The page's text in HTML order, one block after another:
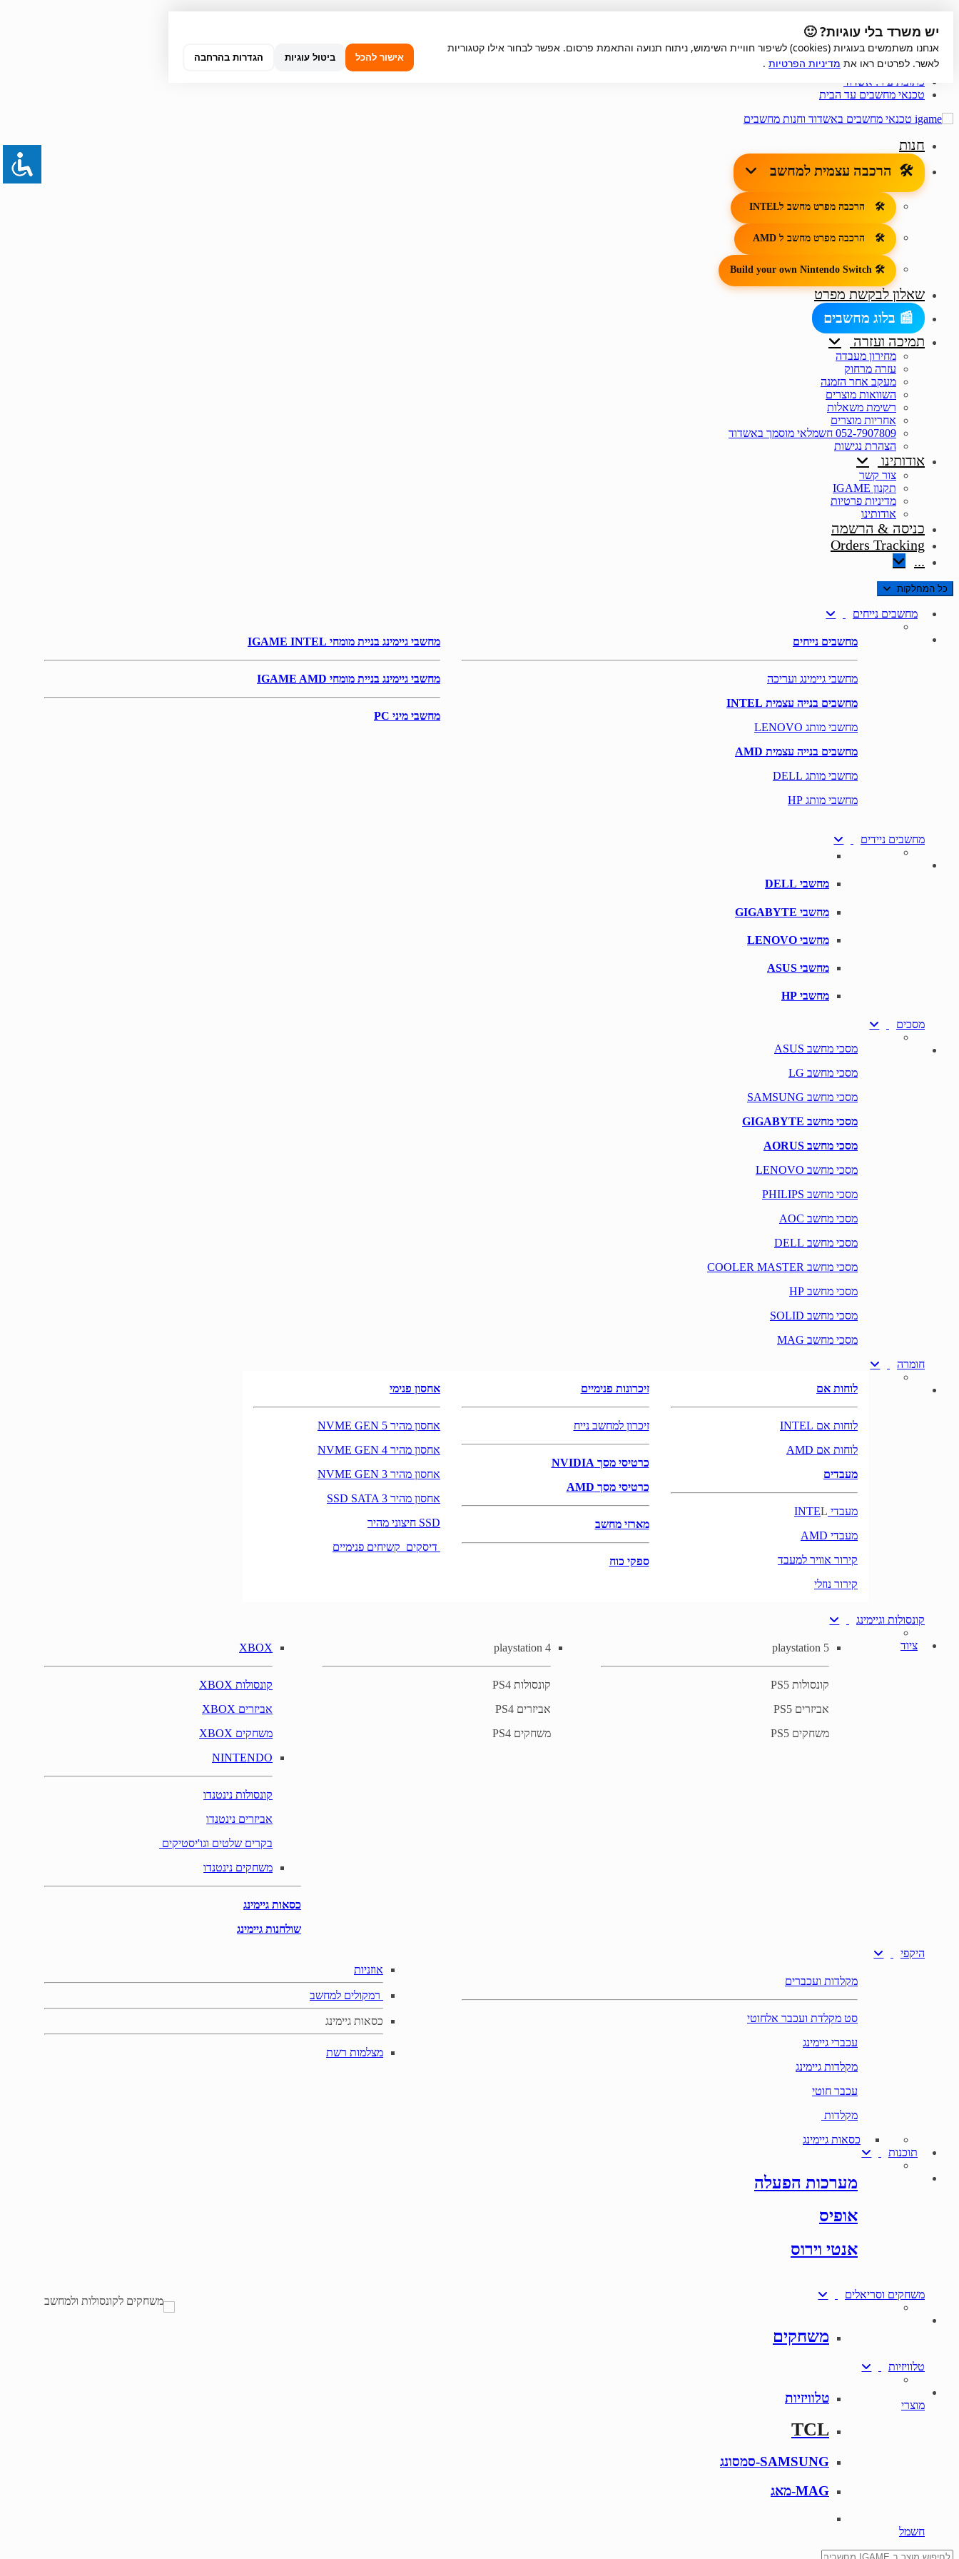
יש משרד בלי עוגיות? 🙂
אנחנו משתמשים בעוגיות (cookies) לשיפור חוויית השימוש, ניתוח תנועה והתאמת פרסום. אפשר לבחור אילו קטגוריות
לאשר. לפרטים ראו את מדיניות הפרטיות . אישור להכל ביטול עוגיות הגדרות בהרחבה
אחריות למוצרים
קנייה מאובטחת
טכנאי מחשבים באשדוד
החשבון שלי
כתובת עיר: אשדוד
טכנאי מחשבים עד הבית
חנות
הרכבה עצמית למחשב
הרכבה מפרט מחשב לINTEL
הרכבה מפרט מחשב ל AMD
Build your own Nintendo Switch
שאלון לבקשת מפרט
בלוג מחשבים
תמיכה ועזרה
מחירון מעבדה
עזרה מרחוק
מעקב אחר הזמנה
השוואות מוצרים
רשימת משאלות
אחריות מוצרים
052-7907809 חשמלאי מוסמך באשדוד
הצהרת נגישות
אודותינו
צור קשר
תקנון IGAME
מדיניות פרטיות
אודותינו
כניסה & הרשמה
Orders Tracking
...
כל המחלקות
מחשבים נייחים
מחשבים נייחים
מחשבי גיימינג ועריכה
מחשבים בנייה עצמית INTEL
מחשבי מותג LENOVO
מחשבים בנייה עצמית AMD
מחשבי מותג DELL
מחשבי מותג HP
מחשבי גיימינג בניית מומחי IGAME INTEL
מחשבי גיימינג בניית מומחי IGAME AMD
מחשבי מיני PC
מחשבים ניידים
מחשבי DELL
מחשבי GIGABYTE
מחשבי LENOVO
מחשבי ASUS
מחשבי HP
מסכים
מסכי מחשב ASUS
מסכי מחשב LG
מסכי מחשב SAMSUNG
מסכי מחשב GIGABYTE
מסכי מחשב AORUS
מסכי מחשב LENOVO
מסכי מחשב PHILIPS
מסכי מחשב AOC
מסכי מחשב DELL
מסכי מחשב COOLER MASTER
מסכי מחשב HP
מסכי מחשב SOLID
מסכי מחשב MAG
חומרה
לוחות אם
לוחות אם INTEL
לוחות אם AMD
מעבדים
מעבדי INTE L
מעבדי AMD
קירור אוויר למעבד
קירור נוזלי
זיכרונות פנימיים
זיכרון למחשב נייח
כרטיסי מסך NVIDIA
כרטיסי מסך AMD
מארזי מחשב
ספקי כוח
אחסון פנימי
אחסון מהיר NVME GEN 5
אחסון מהיר NVME GEN 4
אחסון מהיר NVME GEN 3
אחסון מהיר SSD SATA 3
SSD חיצוני מהיר
דיסקים קשיחים פנימיים
קונסולות וגיימינג
playstation 5
קונסולות PS5
אביזרים PS5
משחקים PS5
playstation 4
קונסולות PS4
אביזרים PS4
משחקים PS4
XBOX
קונסולות XBOX
אביזרים XBOX
משחקים XBOX
NINTENDO
קונסולות נינטנדו
אביזרים נינטנדו
בקרים שלטים וגו'יסטיקים
משחקים נינטנדו
כסאות גיימינג
שולחנות גיימינג
ציוד
היקפי
מקלדות ועכברים
סט מקלדת ועכבר אלחוטי
עכברי גיימינג
מקלדות גיימינג
עכבר חוטי
מקלדות
אוזניות
רמקולים למחשב
כסאות גיימינג
מצלמות רשת
כסאות גיימינג
תוכנות
מערכות הפעלה
אופיס
אנטי וירוס
משחקים וסריאלים
משחקים
טלוויזיות
טלוויזיות
TCL
SAMSUNG-סמסונג
MAG-מאג
מוצרי
חשמל
Search for: